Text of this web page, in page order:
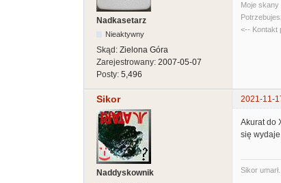
Nadkasetarz
Nieaktywny
Skąd: Zielona Góra
Zarejestrowany: 2007-05-07
Posty: 5,496
Moje
<-- Kontakt
Sikor 2021-11-
Naddyskownik
Akurat do
się
Sikor umarł...